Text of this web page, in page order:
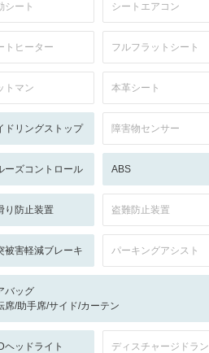
シート シートエアコン
トヒーター フルフラットシート
トマン 本革シート
ドリングストップ 障害物センサー
ーズコントロール ABS
り防止装置 盗難防止装置
被害軽減ブレーキ パーキングアシスト
バッグ
席/助手席/サイド/カーテン
ヘッドライト
ディスチャージドラン